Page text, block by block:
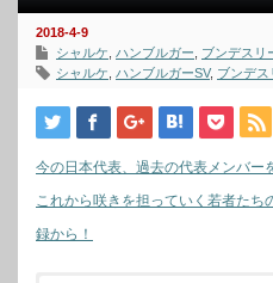
2018-4-9
シャルケ ハンブルガー
ブンデスリ
シャルケ ハンブルガーSV, ブンデス
今の日本代表、過去の代表メンバー
これから咲きを担っていく若者た
録から！